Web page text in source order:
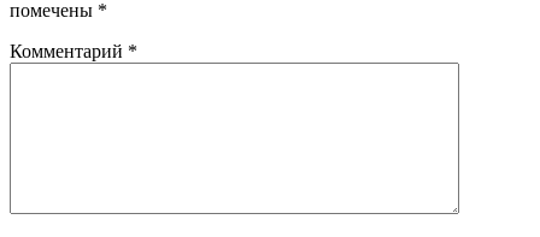
помечены *
Комментарий *